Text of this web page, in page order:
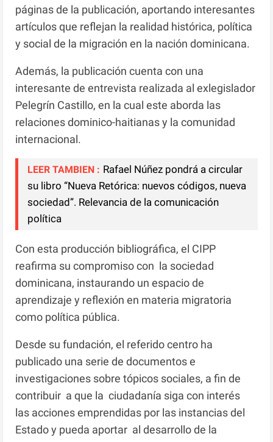
páginas de la publicación, aportando interesantes
artículos que reflejan la realidad histórica, política
y social de la migración en la nación dominicana.
Además, la publicación cuenta con una
interesante de entrevista realizada al exlegislador
Pelegrín Castillo, en la cual este aborda las
relaciones dominico-haitianas y la comunidad
internacional.
LEER TAMBIEN : Rafael Núñez pondrá a circular
su libro “Nueva Retórica: nuevos códigos, nueva
sociedad”. Relevancia de la comunicación
política
Con esta producción bibliográfica, el CIPP
reafirma su compromiso con la sociedad
dominicana, instaurando un espacio de
aprendizaje y reflexión en materia migratoria
como política pública.
Desde su fundación, el referido centro ha
publicado una serie de documentos e
investigaciones sobre tópicos sociales, a fin de
contribuir a que la ciudadanía siga con interés
las acciones emprendidas por las instancias del
Estado y pueda aportar al desarrollo de la